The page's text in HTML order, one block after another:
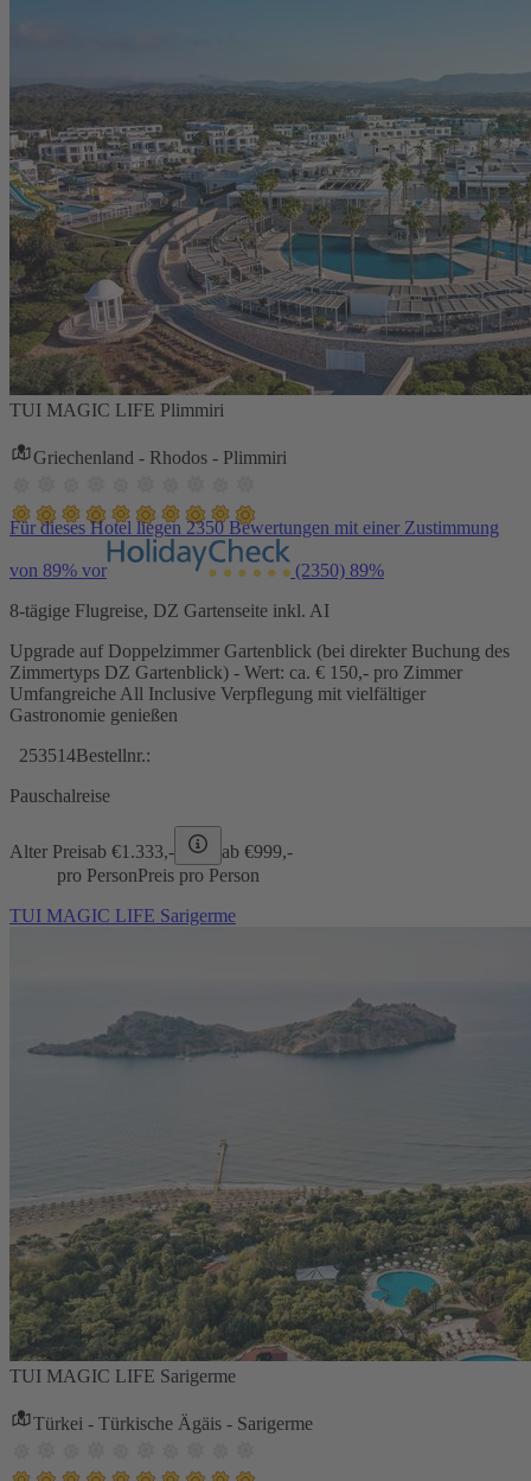
TUI MAGIC LIFE Plimmiri
Griechenland - Rhodos - Plimmiri
Für dieses Hotel liegen 2350 Bewertungen mit einer Zustimmung
von 89% vor (2350) 89%
8-tägige Flugreise, DZ Gartenseite inkl. AI
Upgrade auf Doppelzimmer Gartenblick (bei direkter Buchung des
Zimmertyps DZ Gartenblick) - Wert: ca. € 150,- pro Zimmer
Umfangreiche All Inclusive Verpflegung mit vielfältiger
Gastronomie genießen
253514Bestellnr.:
Pauschalreise
Alter Preisab €1.333,- ab €999,-
pro PersonPreis pro Person
TUI MAGIC LIFE Sarigerme
TUI MAGIC LIFE Sarigerme
Türkei - Türkische Ägäis - Sarigerme